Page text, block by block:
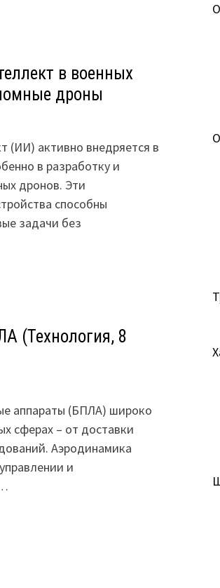
в военных
дроны
(ИИ) активно внедряется в
в разработку и
дронов. Эти
способны
задачи без
(Технология, 8
аппараты (БПЛА) широко
сферах – от доставки
Аэродинамика
и